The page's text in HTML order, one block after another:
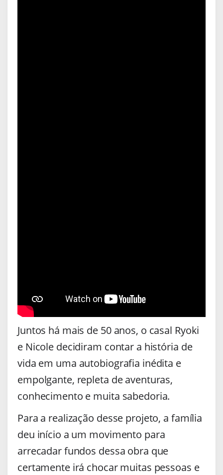
Juntos há mais de 50 anos, o casal Ryoki
e Nicole decidiram contar a história de
vida em uma autobiografia inédita e
empolgante, repleta de aventuras,
conhecimento e muita sabedoria.
Para a realização desse projeto, a família
deu início a um movimento para
arrecadar fundos dessa obra que
certamente irá chocar muitas pessoas e